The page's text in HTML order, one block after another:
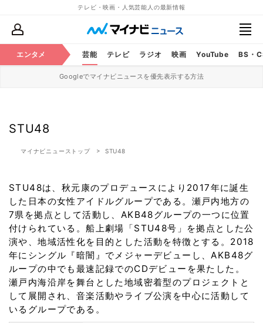
テレビ・映画・人気芸能人の最新情報
エンタメ 芸能 テレビ ラジオ 映画 YouTube BS・
Googleでマイナビニュースを優先表示する方法
STU48
マイナビニューストップ STU48
STU48は、秋元康のプロデュースにより2017年に誕生
した日本の女性アイドルグループである。瀬戸内地方の
7県を拠点として活動し、AKB48グループの一つに位置
付けられている。船上劇場「STU48号」を拠点とした公
演や、地域活性化を目的とした活動を特徴とする。2018
年にシングル『暗闇』でメジャーデビューし、AKB48グ
ループの中でも最速記録でのCDデビューを果たした。
瀬戸内海沿岸を舞台とした地域密着型のプロジェクトと
して展開され、音楽活動やライブ公演を中心に活動して
いるグループである。